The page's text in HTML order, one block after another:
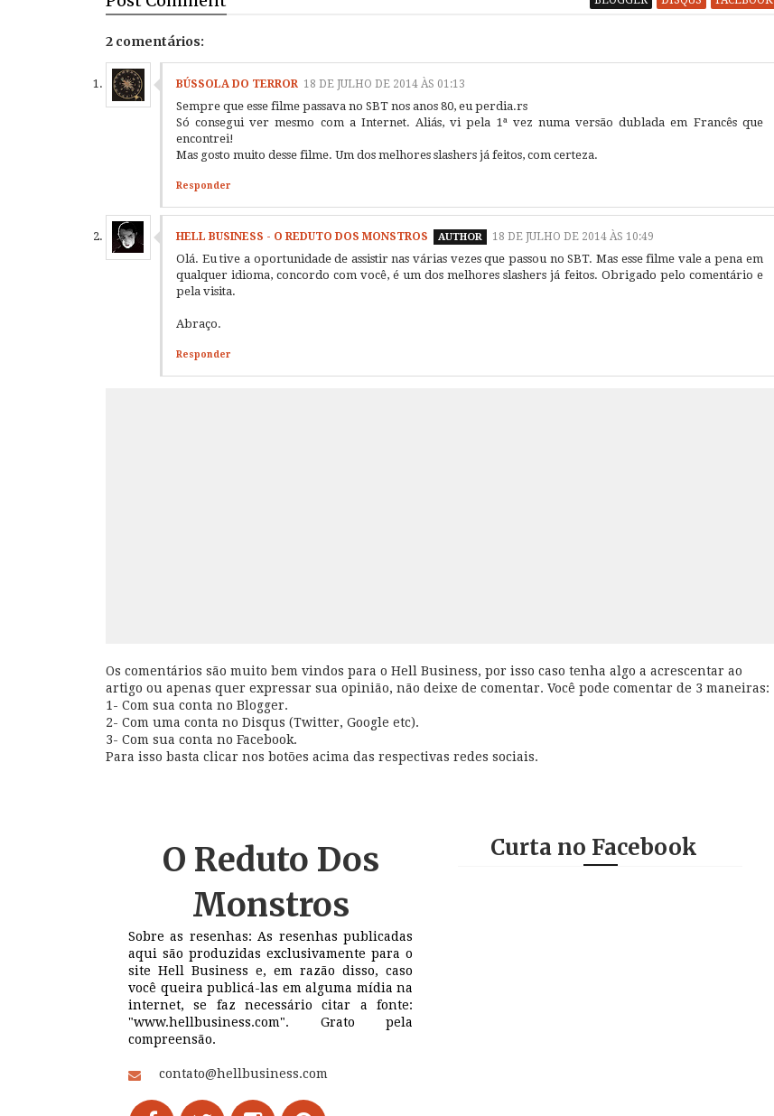
2 comentários:
BÚSSOLA DO TERROR 18 DE JULHO DE 2014 ÀS 01:13
Sempre que esse filme passava no SBT nos anos 80, eu perdia.rs
Só consegui ver mesmo com a Internet. Aliás, vi pela 1ª vez numa versão dublada em Francês que
encontrei!
Mas gosto muito desse filme. Um dos melhores slashers já feitos, com certeza.
Responder
HELL BUSINESS - O REDUTO DOS MONSTROS 18 DE JULHO DE 2014 ÀS 10:49
Olá. Eu tive a oportunidade de assistir nas várias vezes que passou no SBT. Mas esse filme vale a pena em
qualquer idioma, concordo com você, é um dos melhores slashers já feitos. Obrigado pelo comentário e
pela visita.
Abraço.
Responder
Os comentários são muito bem vindos para o Hell Business, por isso caso tenha algo a acrescentar ao
artigo ou apenas quer expressar sua opinião, não deixe de comentar. Você pode comentar de 3 maneiras:
1- Com sua conta no Blogger.
2- Com uma conta no Disqus (Twitter, Google etc).
3- Com sua conta no Facebook.
Para isso basta clicar nos botões acima das respectivas redes sociais.
O Reduto Dos
Monstros
Sobre as resenhas: As resenhas publicadas
aqui são produzidas exclusivamente para o
site Hell Business e, em razão disso, caso
você queira publicá-las em alguma mídia na
internet, se faz necessário citar a fonte:
"www.hellbusiness.com". Grato pela
compreensão.
contato@hellbusiness.com
Curta no Facebook